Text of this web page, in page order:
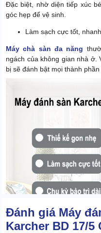
Đặc biệt, nhờ diện tiếp xúc
góc hẹp để vệ sinh.
Làm sạch cực tốt,
Máy chà sàn đa năng
ngách của không gian nhà ở.
bị sẽ đánh bật mọi thành
Đánh giá Máy
Karcher BD 17/5